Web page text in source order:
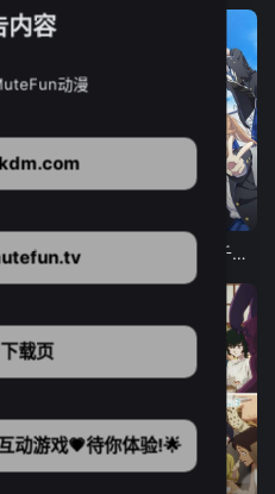
NEW～♡ 弹珠汽水瓶里的千岁同学
内容
动漫
载页
动游戏💗待你体验!🌟